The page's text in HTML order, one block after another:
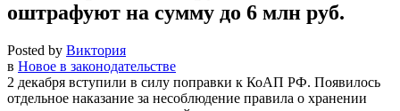
оштрафуют на сумму до 6 млн руб.
Posted by Виктория
в Новое в законодательстве
2 декабря вступили в силу поправки к КоАП РФ. Появилось
отдельное наказание за несоблюдение правила о хранении